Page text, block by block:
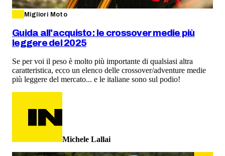
Migliori Moto
Guida all'acquisto: le crossover medie più
leggere del 2025
Se per voi il peso è molto più importante di qualsiasi altra
caratteristica, ecco un elenco delle crossover/adventure medie
più leggere del mercato... e le italiane sono sul podio!
Michele Lallai